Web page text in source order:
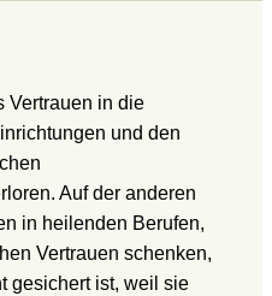
Vertrauen in die
und den
Auf der anderen
in heilenden Berufen,
Vertrauen schenken,
gesichert ist, weil sie